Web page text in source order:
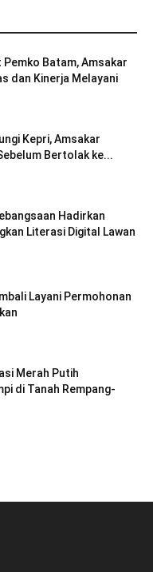
Batam, Amsakar
dan Kinerja Melayani
Kepri, Amsakar
Bertolak ke...
Hadirkan
Literasi Digital Lawan
Layani Permohonan
Merah Putih
di Tanah Rempang-